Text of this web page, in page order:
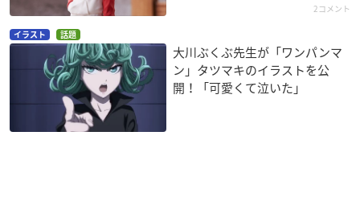
2コメント
イラスト 話題
大川ぶくぶ先生が「ワンパンマ
ン」タツマキのイラストを公
開！「可愛くて泣いた」